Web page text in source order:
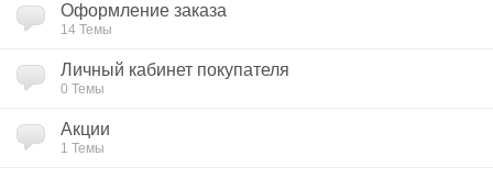
Оформление заказа
14 Темы
Личный кабинет покупателя
0 Темы
Акции
1 Темы